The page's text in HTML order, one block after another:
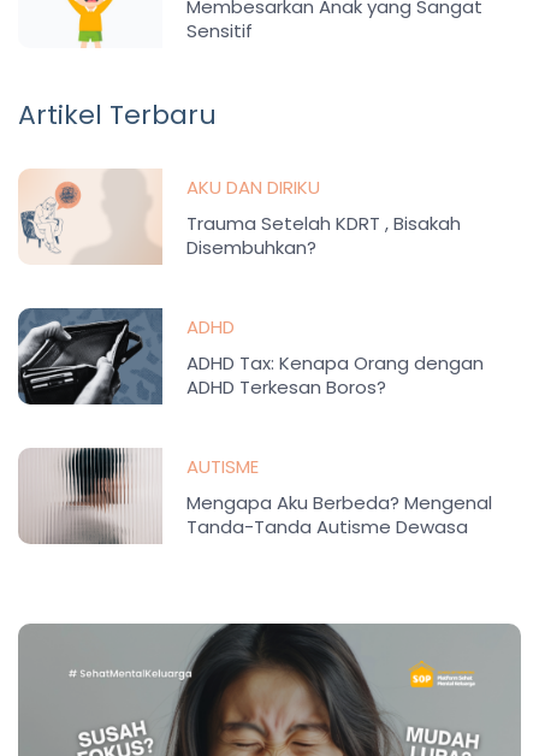
Membesarkan Anak yang Sangat
Sensitif
Artikel Terbaru
AKU DAN DIRIKU
Trauma Setelah KDRT , Bisakah
Disembuhkan?
ADHD
ADHD Tax: Kenapa Orang dengan
ADHD Terkesan Boros?
AUTISME
Mengapa Aku Berbeda? Mengenal
Tanda-Tanda Autisme Dewasa